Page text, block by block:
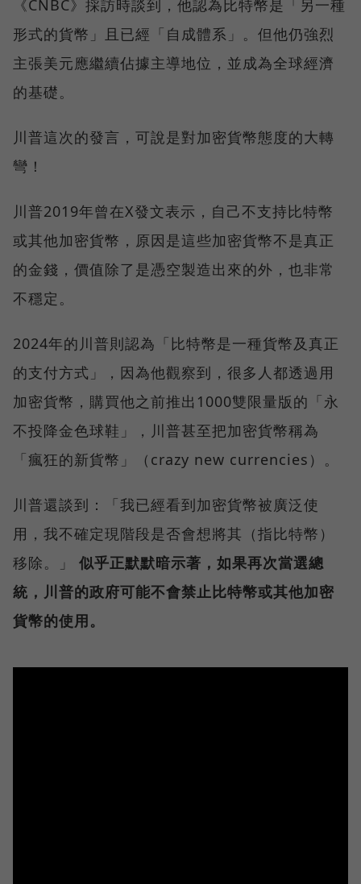
《CNBC》採訪時談到，他認為比特幣是「另一種
形式的貨幣」且已經「自成體系」。但他仍強烈
主張美元應繼續佔據主導地位，並成為全球經濟
的基礎。
川普這次的發言，可說是對加密貨幣態度的大轉
彎！
川普2019年曾在X發文表示，自己不支持比特幣
或其他加密貨幣，原因是這些加密貨幣不是真正
的金錢，價值除了是憑空製造出來的外，也非常
不穩定。
2024年的川普則認為「比特幣是一種貨幣及真正
的支付方式」，因為他觀察到，很多人都透過用
加密貨幣，購買他之前推出1000雙限量版的「永
不投降金色球鞋」，川普甚至把加密貨幣稱為
「瘋狂的新貨幣」（crazy new currencies）。
川普還談到：「我已經看到加密貨幣被廣泛使
用，我不確定現階段是否會想將其（指比特幣）
移除。」 似乎正默默暗示著，如果再次當選總
統，川普的政府可能不會禁止比特幣或其他加密
貨幣的使用。